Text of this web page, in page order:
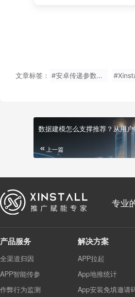
文章标签： #安卓传递参数下载应用哪个比较好
数据建模怎么支撑推荐？从用
上一篇
专业
产品服务
全渠道归因
APP智能传参
作弊行为监测
解决方案
APP拉起
App地推统计
App安装免填邀请